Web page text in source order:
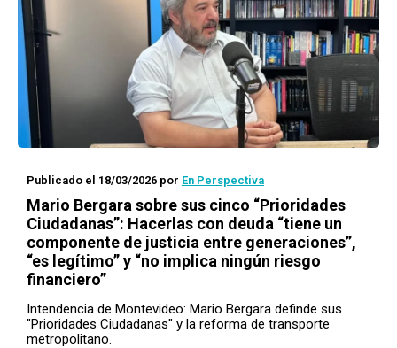
Publicado el 18/03/2026 por En Perspectiva
Mario Bergara sobre sus cinco “Prioridades
Ciudadanas”: Hacerlas con deuda “tiene un
componente de justicia entre generaciones”,
“es legítimo” y “no implica ningún riesgo
financiero”
Intendencia de Montevideo: Mario Bergara definde sus
"Prioridades Ciudadanas" y la reforma de transporte
metropolitano.